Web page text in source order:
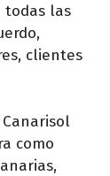
todas las
clientes
como